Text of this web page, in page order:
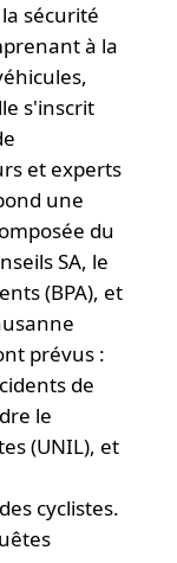
sécurité
à la
s'inscrit
et experts
une
du
SA, le
(BPA), et
prévus :
de
le
(UNIL), et
cyclistes.